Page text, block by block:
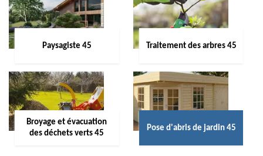
Paysagiste 45 Traitement des arbres 45
Broyage et évacuation
des déchets verts 45
Pose d'abris de jardin 45